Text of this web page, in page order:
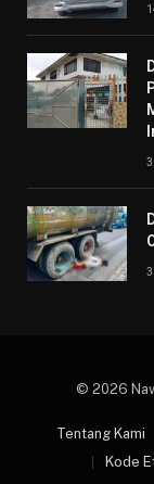
© 2026
Tentang Kami
Kode